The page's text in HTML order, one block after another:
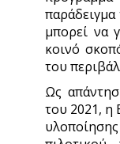
μπορεί να
κοινό
του
Ως
του 2021, η